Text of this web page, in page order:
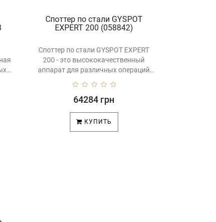
Споттер по стали GYSPOT
EXPERT 200 (058842)
Споттер по стали GYSPOT EXPERT
200 - это высококачественный
аппарат для различных операций
правки и..
64284 грн
КУПИТЬ